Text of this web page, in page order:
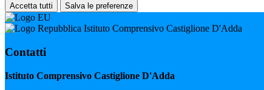
Accetta tutti Salva le preferenze
Istituto Comprensivo Castiglione D'Adda
Contatti
Istituto Comprensivo Castiglione D'Adda